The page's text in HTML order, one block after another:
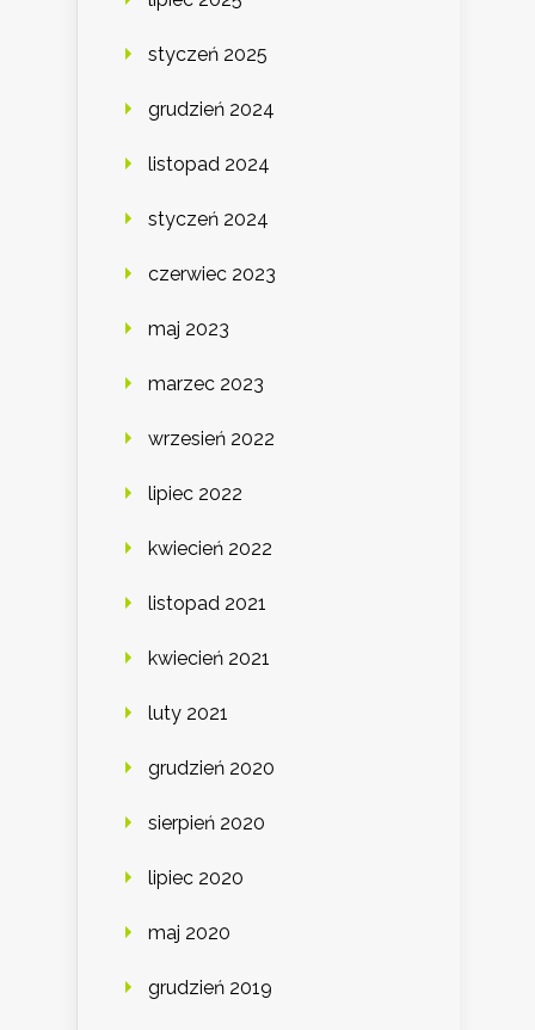
styczeń 2025
grudzień 2024
listopad 2024
styczeń 2024
czerwiec 2023
maj 2023
marzec 2023
wrzesień 2022
lipiec 2022
kwiecień 2022
listopad 2021
kwiecień 2021
luty 2021
grudzień 2020
sierpień 2020
lipiec 2020
maj 2020
grudzień 2019